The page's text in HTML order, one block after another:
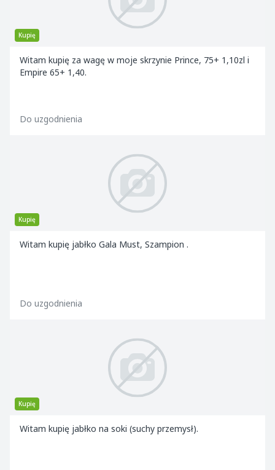
Kupię
Witam kupię za wagę w moje skrzynie Prince, 75+ 1,10zl i
Empire 65+ 1,40.
Do uzgodnienia
Kupię
Witam kupię jabłko Gala Must, Szampion .
Do uzgodnienia
Kupię
Witam kupię jabłko na soki (suchy przemysł).